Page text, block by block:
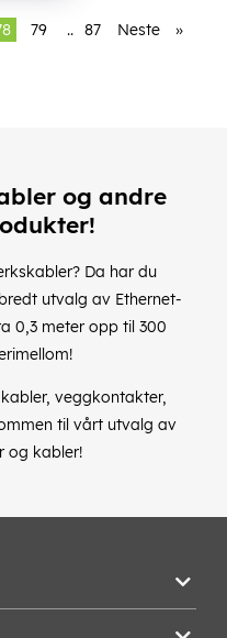
79 .. 87 Neste »
og andre
Da har du
utvalg av Ethernet-
0,3 meter opp til 300
veggkontakter,
til vårt utvalg av
og kabler!